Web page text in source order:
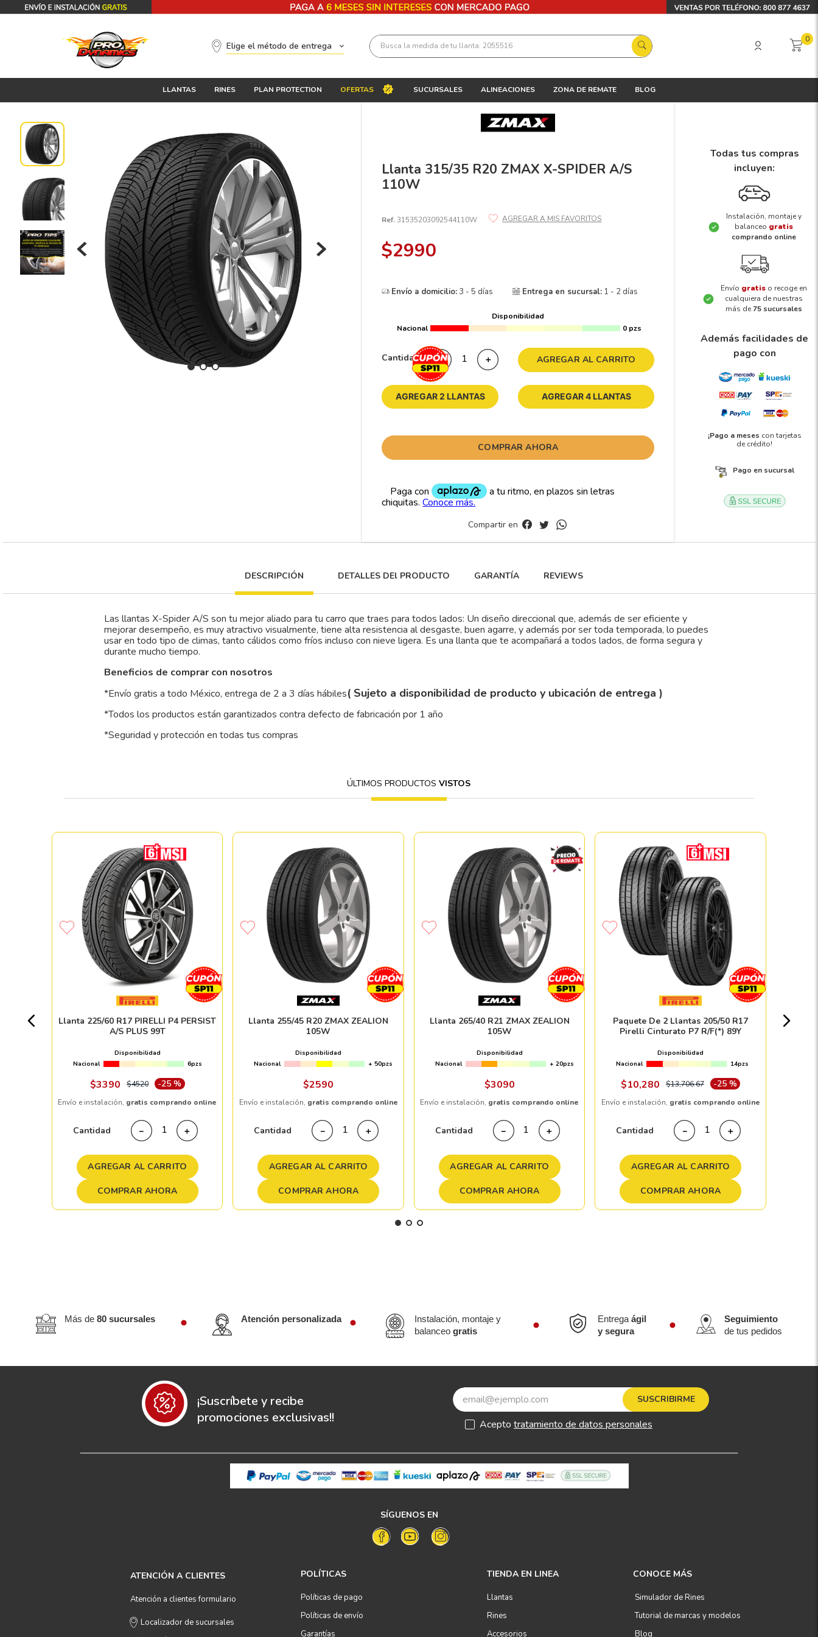
Elige el método de entrega Busca la medida de tu llanta: 2055516 0
LLANTAS RINES PLAN PROTECTION OFERTAS SUCURSALES ALINEACIONES ZONA DE REMATE BLOG
Llanta 315/35 R20 ZMAX X-SPIDER A/S
110W
Ref.31535203092544110W
$2990
Envío a domicilio:3 - 5 días Entrega en sucursal: 1 - 2 días
Disponibilidad
Nacional
0 pzs
Cantidad ＋
－ AGREGAR AL CARRITO
AGREGAR 2 LLANTAS AGREGAR 4 LLANTAS
COMPRAR AHORA
Compartir en
Todas tus compras
incluyen:
Instalación, montaje y
balanceo gratis
comprando online
Envío gratis o recoge en
cualquiera de nuestras
más de75 sucursales
Además facilidades de
pago con
¡Pago a meses con tarjetas
de crédito!
Pago en sucursal
DESCRIPCIÓN DETALLES DEl PRODUCTO GARANTÍA REVIEWS
Las llantas X-Spider A/S son tu mejor aliado para tu carro que traes para todos lados: Un diseño direccional que, además de ser eficiente y
mejorar desempeño, es muy atractivo visualmente, tiene alta resistencia al desgaste, buen agarre, y además por ser toda temporada, lo puedes
usar en todo tipo de climas, tanto cálidos como fríos incluso con nieve ligera. Es una llanta que te acompañará a todos lados, de forma segura y
durante mucho tiempo.
Beneficios de comprar con nosotros
*Envío gratis a todo México, entrega de 2 a 3 días hábiles( Sujeto a disponibilidad de producto y ubicación de entrega )
*Todos los productos están garantizados contra defecto de fabricación por 1 año
*Seguridad y protección en todas tus compras
ÚLTIMOS PRODUCTOSVISTOS
Llanta 225/60 R17 PIRELLI P4 PERSIST
A/S PLUS 99T
Disponibilidad
Nacional
6pzs
$3390 $4520 -25 %
Envío e instalación, gratis comprando online
Cantidad ＋
－
AGREGAR AL CARRITO
COMPRAR AHORA
Llanta 255/45 R20 ZMAX ZEALION
105W
Disponibilidad
Nacional
+ 50pzs
$2590
Envío e instalación, gratis comprando online
Cantidad ＋
－
AGREGAR AL CARRITO
COMPRAR AHORA
Llanta 265/40 R21 ZMAX ZEALION
105W
Disponibilidad
Nacional
+ 20pzs
$3090
Envío e instalación, gratis comprando online
Cantidad ＋
－
AGREGAR AL CARRITO
COMPRAR AHORA
Paquete De 2 Llantas 205/50 R17
Pirelli Cinturato P7 R/F(*) 89Y
Disponibilidad
Nacional
14pzs
$10,280 $13,706.67 -25 %
Envío e instalación, gratis comprando online
Cantidad ＋
－
AGREGAR AL CARRITO
COMPRAR AHORA
Más de 80 sucursales Atención personalizada
Instalación, montaje y
balanceogratis
Entregaágil
y segura
Seguimiento
de tus pedidos
¡Suscríbete y recibe
promociones exclusivas!!
SUSCRIBIRME
Acepto tratamiento de datos personales
SÍGUENOS EN
ATENCIÓN A CLIENTES
Atención a clientes formulario
Localizador de sucursales
POLÍTICAS
Políticas de pago
Políticas de envío
Garantías
TIENDA EN LINEA
Llantas
Rines
Accesorios
CONOCE MÁS
Simulador de Rines
Tutorial de marcas y modelos
Blog
Términos más buscados